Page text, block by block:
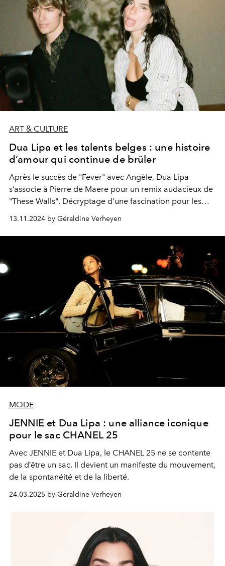
ART & CULTURE
Dua Lipa et les talents belges : une histoire
d’amour qui continue de brûler
Après le succès de "Fever" avec Angèle, Dua Lipa
s’associe à Pierre de Maere pour un remix audacieux de
"These Walls". Décryptage d’une fascination pour les
voix singulières et le charme belge francophone qui
semble sans fin.
13.11.2024 by Géraldine Verheyen
MODE
JENNIE et Dua Lipa : une alliance iconique
pour le sac CHANEL 25
Avec JENNIE et Dua Lipa, le CHANEL 25 ne se contente
pas d’être un sac. Il devient un manifeste du mouvement,
de la spontanéité et de la liberté.
24.03.2025 by Géraldine Verheyen